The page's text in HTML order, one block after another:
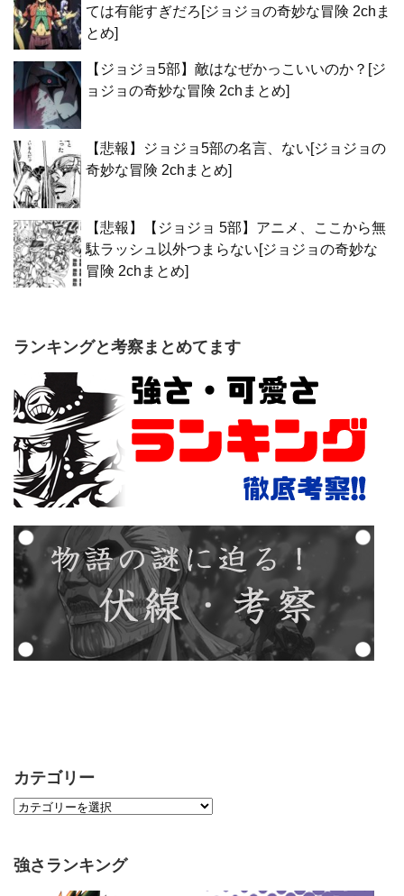
ては有能すぎだろ[ジョジョの奇妙な冒険 2chま
とめ]
【ジョジョ5部】敵はなぜかっこいいのか？[ジ
ョジョの奇妙な冒険 2chまとめ]
【悲報】ジョジョ5部の名言、ない[ジョジョの
奇妙な冒険 2chまとめ]
【悲報】【ジョジョ 5部】アニメ、ここから無
駄ラッシュ以外つまらない[ジョジョの奇妙な
冒険 2chまとめ]
ランキングと考察まとめてます
カテゴリー
強さランキング